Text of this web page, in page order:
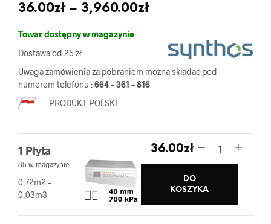
36.00zł – 3,960.00złZakres
36.00zł
do
Towar dostępny w magazynie
Dostawa od 25 zł
Uwaga zamówienia za pobraniem można składać pod
numerem telefonu :664 – 361 – 816
PRODUKT POLSKI
1 Płyta
85 w magazynie
0,72m2 –
0,03m3
36.00zł
DO
KOSZYKA